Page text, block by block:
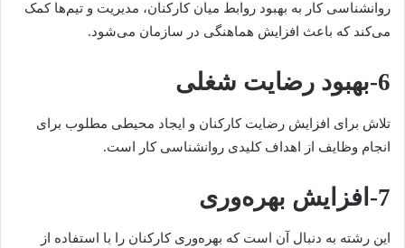
روانشناسی کار به بهبود روابط میان کارکنان، مدیریت و تیم‌ها کمک
می‌کند که باعث افزایش هماهنگی در سازمان می‌شود.
6-بهبود رضایت شغلی
تلاش برای افزایش رضایت کارکنان و ایجاد محیطی مطلوب برای
انجام وظایف از اهداف کلیدی روانشناسی کار است.
7-افزایش بهره‌وری
این رشته به دنبال آن است که بهره‌وری کارکنان را با استفاده از